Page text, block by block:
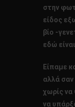
στην
είδος
βίο -
εδώ
Είπαμε
αλλά σαν
χωρίς
να